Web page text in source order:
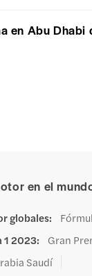
en Abu Dhabi
en el
globales:
1 2023:
Gran
Saudí